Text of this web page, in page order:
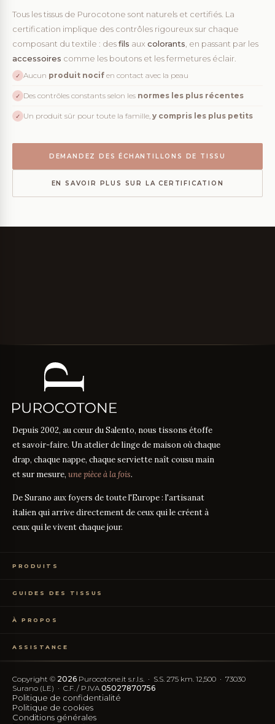
Tous les tissus de Purocotone sont naturels et certifiés. La
certification implique des contrôles rigoureux sur chaque
composant du textile : desfils aux colorants, en passant par les
accessoires comme les boutons et les fermetures éclair.
✓ Aucun produit nocif en contact avec la peau
✓ Des contrôles constants selon les normes les plus récentes
✓ Un produit sûr pour toute la famille, y compris les plus petits
DEMANDEZ DES ÉCHANTILLONS DE TISSU
EN SAVOIR PLUS SUR LA CERTIFICATION
Depuis 2002, au cœur du Salento, nous tissons étoffe
et savoir-faire. Un atelier de linge de maison où chaque
drap, chaque nappe, chaque serviette naît cousu main
et sur mesure, une pièce à la fois.
De Surano aux foyers de toute l'Europe : l'artisanat
italien qui arrive directement de ceux qui le créent à
ceux qui le vivent chaque jour.
PRODUITS
Linge de Table
Vêtements de Maison
GUIDES DES TISSUS
Percale ou Satin ?
TC300 vs Coton Égyptien
À PROPOS
Notre artisanat
Certification OEKO-TEX
Blog
Avis Trustpilot
ASSISTANCE
FAQ
Frais d'expédition
SUIVEZ-NOUS
Copyright © 2026 Purocotone.it s.r.l.s. · S.S. 275 km. 12,500 · 73030
Surano (LE) · C.F. / P.IVA 05027870756
Politique de confidentialité
Politique de cookies
Conditions générales